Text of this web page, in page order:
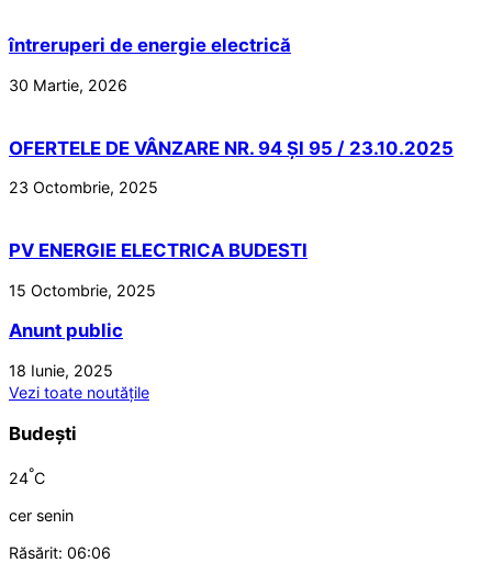
întreruperi de energie electrică
30 Martie, 2026
OFERTELE DE VÂNZARE NR. 94 ȘI 95 / 23.10.2025
23 Octombrie, 2025
PV ENERGIE ELECTRICA BUDESTI
15 Octombrie, 2025
Anunt public
18 Iunie, 2025
Vezi toate noutățile
Budești
24°C
cer senin
Răsărit: 06:06